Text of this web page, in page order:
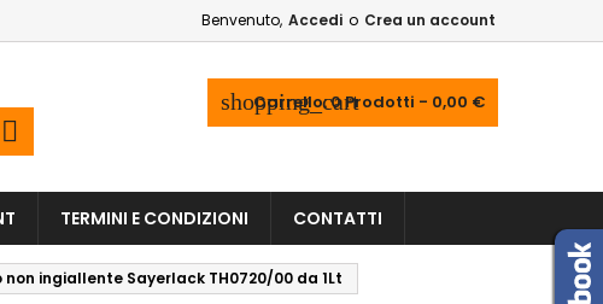
Benvenuto, Accedi o Crea un account
shopping_cart
Carrello:0Prodotti - 0,00 €

TERMINI E CONDIZIONI CONTATTI
ingiallente Sayerlack TH0720/00 da 1Lt